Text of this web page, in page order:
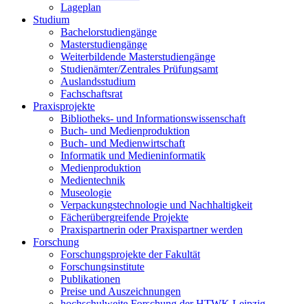
Lageplan
Studium
Bachelorstudiengänge
Masterstudiengänge
Weiterbildende Masterstudiengänge
Studienämter/Zentrales Prüfungsamt
Auslandsstudium
Fachschaftsrat
Praxisprojekte
Bibliotheks- und Informationswissenschaft
Buch- und Medienproduktion
Buch- und Medienwirtschaft
Informatik und Medieninformatik
Medienproduktion
Medientechnik
Museologie
Verpackungstechnologie und Nachhaltigkeit
Fächerübergreifende Projekte
Praxispartnerin oder Praxispartner werden
Forschung
Forschungsprojekte der Fakultät
Forschungsinstitute
Publikationen
Preise und Auszeichnungen